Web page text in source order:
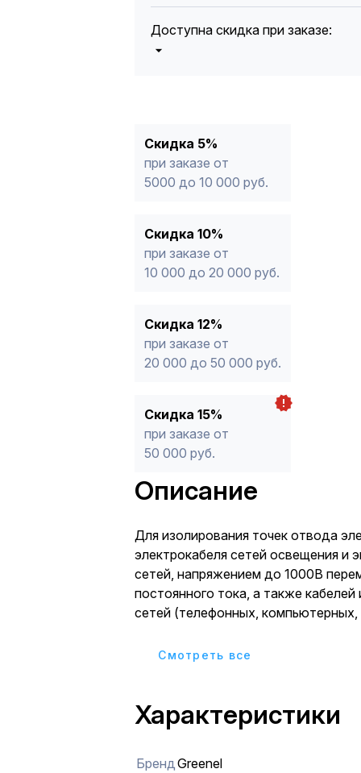
Доступна скидка при заказе:
* -Для заказов, состоящих
продукции, максимальная скидка
Скидка 5%
при заказе от
5000 до 10 000 руб.
Скидка 10%
при заказе от
10 000 до 20 000 руб.
Скидка 12%
при заказе от
20 000 до 50 000 руб.
Скидка 15%
при заказе от
50 000 руб.
Описание
Для изолирования точек отвода
электрокабеля сетей освещения и
сетей, напряжением до 1000В
постоянного тока, а также
сетей (телефонных, компьютерных,
Cмотреть все
Характеристики
БрендGreenel